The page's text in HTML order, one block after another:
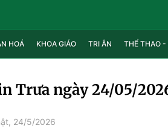
HOÁ KHOA GIÁO TRI ÂN THỂ THAO -
Trưa ngày 24/05/
24/5/2026